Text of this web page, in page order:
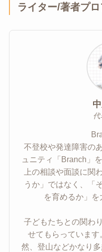
ライター/著者プ
不登校や発達障害の
ュニティ「Branch」
上の相談や面談に関
うか」ではなく、「
を育めるか」を
子どもたちとの関わ
せてもらっていま
然、登山などかなり